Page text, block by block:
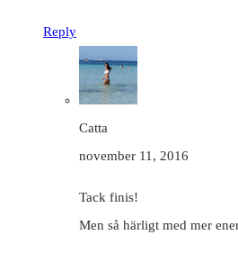
Reply
Catta
november 11, 2016
Tack finis!
Men så härligt med mer